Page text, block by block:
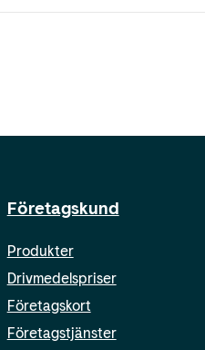
Företagskund
Produkter
Drivmedelspriser
Företagskort
Företagstjänster